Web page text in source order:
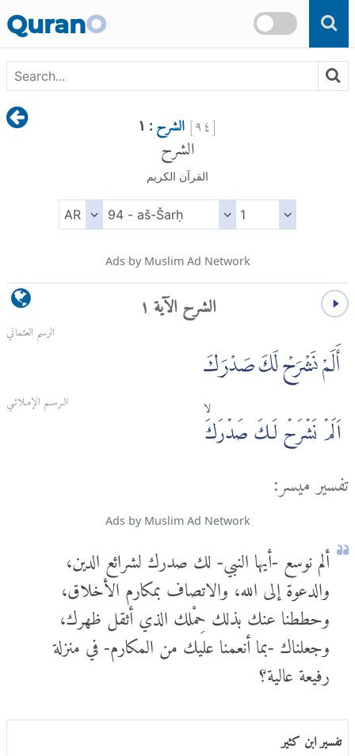
Skip to main content
QuranO
[٩٤]الشرح : ١ الشرح
القرآن الكريم
Ads by Muslim Ad Network
الشرح الآية ١
الرسم العثماني
أَلَمْ نَشْرَحْ لَكَ صَدْرَكَ
الـرسـم الإمـلائـي
اَلَمۡ نَشۡرَحۡ لَـكَ صَدۡرَكَۙ
تفسير ميسر:
Ads by Muslim Ad Network
ألم نوسع -أيها النبي- لك صدرك لشرائع الدين،
والدعوة إلى الله، والاتصاف بمكارم الأخلاق،
وحططنا عنك بذلك حِمْلك الذي أثقل ظهرك،
وجعلناك -بما أنعمنا عليك من المكارم- في منزلة
رفيعة عالية؟
تفسير ابن كثير